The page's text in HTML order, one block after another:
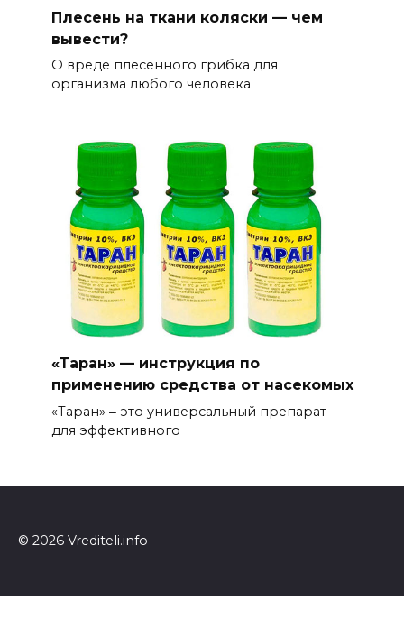
Плесень на ткани коляски — чем
вывести?
О вреде плесенного грибка для
организма любого человека
«Таран» — инструкция по
применению средства от насекомых
«Таран» ‒ это универсальный препарат
для эффективного
© 2026 Vrediteli.info